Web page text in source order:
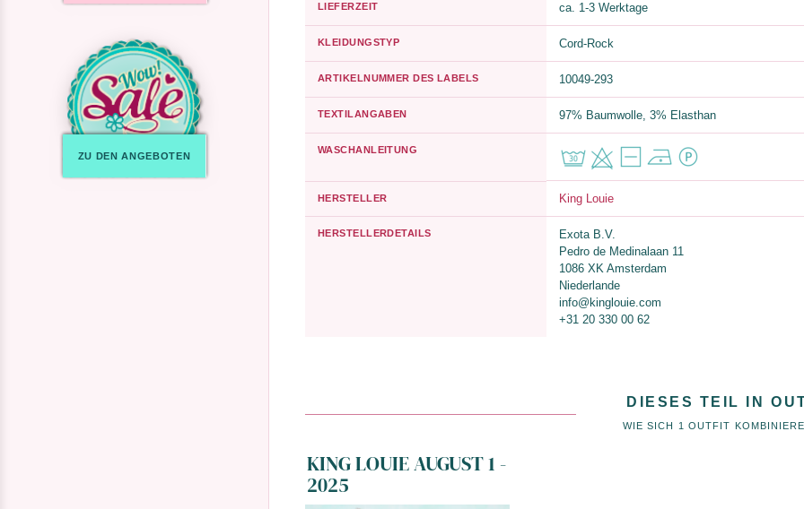
ZU DEN ANGEBOTEN
LIEFERZEIT ca. 1-3 Werktage
KLEIDUNGSTYP Cord-Rock
ARTIKELNUMMER DES LABELS 10049-293
TEXTILANGABEN 97% Baumwolle, 3% Elasthan
WASCHANLEITUNG
HERSTELLER King Louie
HERSTELLERDETAILS
Exota B.V.
Pedro de Medinalaan 11
1086 XK Amsterdam
Niederlande
info@kinglouie.com
+31 20 330 00 62
DIESES TEIL IN
WIE SICH 1 OUTFIT
KING LOUIE AUGUST 1 -
2025